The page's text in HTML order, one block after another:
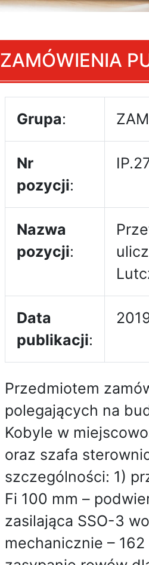
ZAMÓWIENIA
Grupa:
Nr
pozycji:
Nazwa
pozycji:
Data
publikacji:
Przedmiotem
polegających na
Kobyle w
oraz szafa
szczególności: 1)
Fi 100 mm –
zasilająca SSO-3
mechanicznie –